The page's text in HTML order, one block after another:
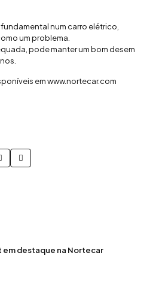
fundamental num carro elétrico
umproblema
podemanterumbom desem
emwww.nortecar.com
em destaque na Nortecar